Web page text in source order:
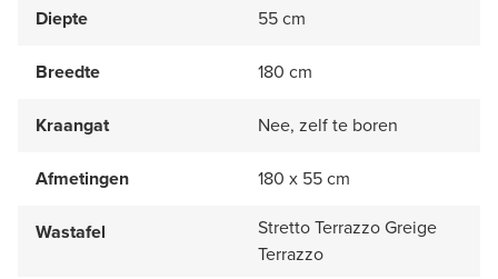
Diepte 55 cm
Breedte 180 cm
Kraangat Nee, zelf te boren
Afmetingen 180 x 55 cm
Wastafel
Stretto Terrazzo Greige
Terrazzo